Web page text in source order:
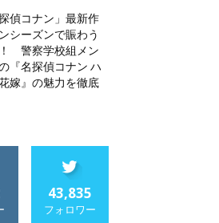
偵コナン」最新作
シーズンで賑わう
警察学校組メン
『名探偵コナン ハ
嫁』の魅力を徹底
43,835
フォロワー